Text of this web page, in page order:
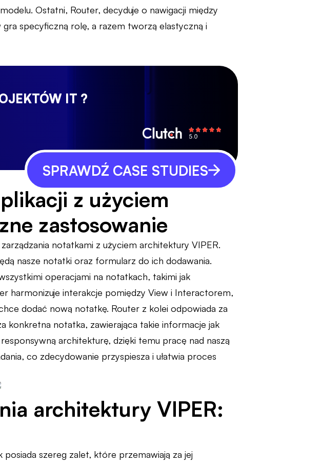
Ostatni, Router, decyduje o nawigacji między
specyficzną rolę, a razem tworzą elastyczną i
IT ?
SPRAWDŹ CASE STUDIES
z użyciem
zastosowanie
notatkami z użyciem architektury VIPER.
nasze notatki oraz formularz do ich dodawania.
operacjami na notatkach, takimi jak
harmonizuje interakcje pomiędzy View i Interactorem,
dodać nową notatkę. Router z kolei odpowiada za
konkretna notatka, zawierająca takie informacje jak
architekturę, dzięki temu pracę nad naszą
co zdecydowanie przyspiesza i ułatwia proces
architektury VIPER:
szereg zalet, które przemawiają za jej